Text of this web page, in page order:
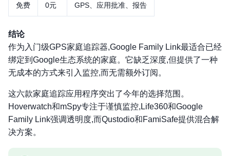
免费 0元 GPS、应用批准、报告
结论
作为入门级GPS家庭追踪器,Google Family Link最适合已经
绑定到Google生态系统的家庭。它缺乏深度,但提供了一种
无成本的方式来引入监控,而无需额外订阅。
这六款家庭追踪应用程序突出了今年的选择范围。
Hoverwatch和mSpy专注于谨慎监控,Life360和Google
Family Link强调透明度,而Qustodio和FamiSafe提供混合解
决方案。